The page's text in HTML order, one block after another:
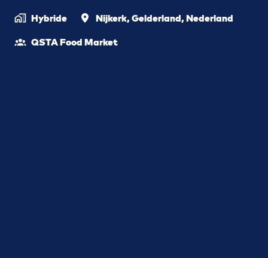
Hybride Nijkerk, Gelderland, Nederland
QSTA Food Market